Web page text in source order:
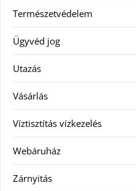
Természetvédelem
Ügyvéd jog
Utazás
Vásárlás
Víztisztítás vízkezelés
Webáruház
Zárnyitás